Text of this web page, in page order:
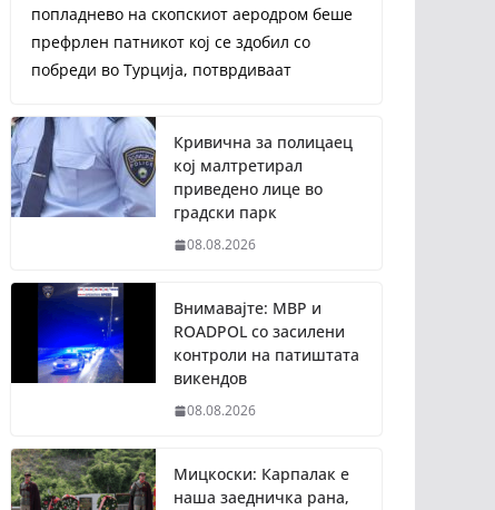
попладнево на скопскиот аеродром беше
префрлен патникот кој се здобил со
побреди во Турција, потврдиваат
Кривична за полицаец
кој малтретирал
приведено лице во
градски парк
08.08.2026
Внимавајте: МВР и
ROADPOL со засилени
контроли на патиштата
викендов
08.08.2026
Мицкоски: Карпалак е
наша заедничка рана,